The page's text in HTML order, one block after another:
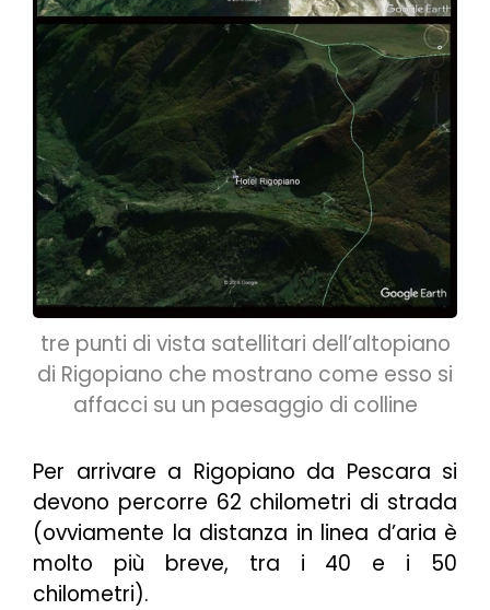
tre punti di vista satellitari dell’altopiano
di Rigopiano che mostrano come esso si
affacci su un paesaggio di colline
Per arrivare a Rigopiano da Pescara si
devono percorre 62 chilometri di strada
(ovviamente la distanza in linea d’aria è
molto più breve, tra i 40 e i 50
chilometri).